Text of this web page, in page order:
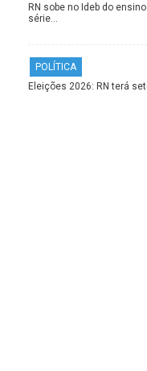
RN sobe no Ideb do
série…
POLÍTICA
Eleições 2026: RN terá